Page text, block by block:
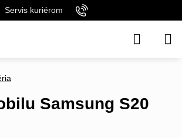
Servis kuriérom
Samsung S20